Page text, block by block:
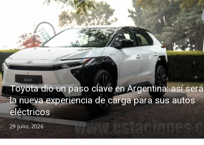
Toyota dio un paso clave en Argentina: así será
la nueva experiencia de carga para sus autos
eléctricos
29 julio, 2026